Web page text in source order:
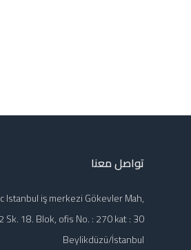
تواصل معنا
Istanbul iş merkezi Gökevler Mah,
Sk. 18. Blok, ofis No. : 270 kat : 30
Beylikdüzü/İstanbul